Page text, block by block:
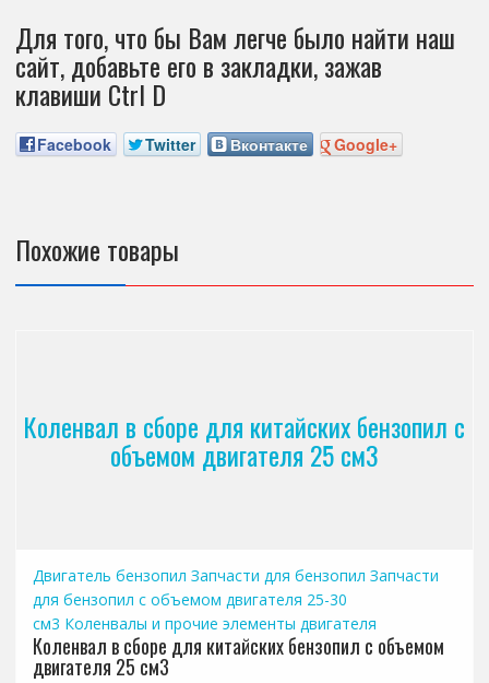
Для того, что бы Вам легче было найти наш
сайт, добавьте его в закладки, зажав
клавиши Ctrl D
Facebook Twitter Вконтакте Google+
Похожие товары
Коленвал в сборе для китайских бензопил с
объемом двигателя 25 см3
Двигатель бензопил Запчасти для бензопил Запчасти
для бензопил с объемом двигателя 25-30
см3 Коленвалы и прочие элементы двигателя
Коленвал в сборе для китайских бензопил с объемом
двигателя 25 см3